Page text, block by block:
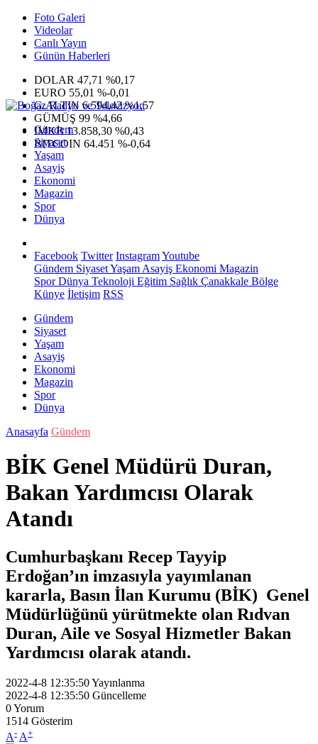
Foto Galeri
Videolar
Canlı Yayın
Günün Haberleri
DOLAR 47,71 %0,17
EURO 55,01 %-0,01
G.ALTIN6.594,42 %1,57
GÜMÜŞ 99 %4,66
IMKB13.858,30 %0,43
BITCOIN 64.451 %-0,64
Gündem
Siyaset
Yaşam
Asayiş
Ekonomi
Magazin
Spor
Dünya
Facebook Twitter InstagramYoutube
Gündem SiyasetYaşam Asayiş Ekonomi Magazin
SporDünya Teknoloji Eğitim Sağlık Çanakkale Bölge
Künye İletişim RSS
Gündem
Siyaset
Yaşam
Asayiş
Ekonomi
Magazin
Spor
Dünya
Anasayfa Gündem
BİK Genel Müdürü Duran,
Bakan Yardımcısı Olarak
Atandı
Cumhurbaşkanı Recep Tayyip
Erdoğan’ın imzasıyla yayımlanan
kararla, Basın İlan Kurumu (BİK) Genel
Müdürlüğünü yürütmekte olan Rıdvan
Duran, Aile ve Sosyal Hizmetler Bakan
Yardımcısı olarak atandı.
2022-4-8 12:35:50Yayınlanma
2022-4-8 12:35:50 Güncelleme
0Yorum
1514 Gösterim
A- A+